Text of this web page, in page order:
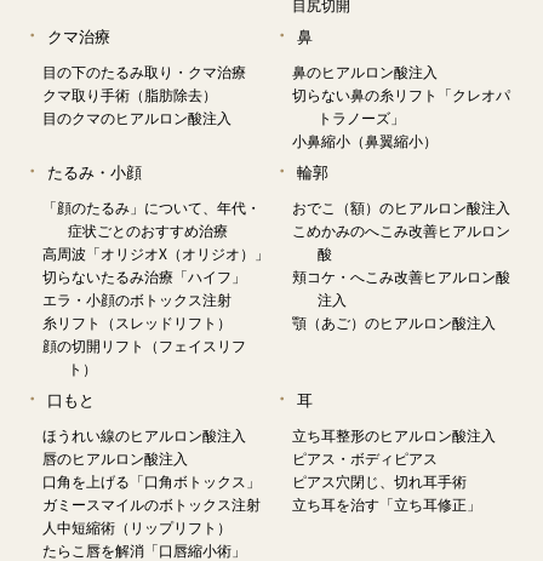
目尻切開
クマ治療
目の下のたるみ取り・クマ治療
クマ取り手術（脂肪除去）
目のクマのヒアルロン酸注入
鼻
鼻のヒアルロン酸注入
切らない鼻の糸リフト「クレオパ
トラノーズ」
小鼻縮小（鼻翼縮小）
たるみ・小顔
「顔のたるみ」について、年代・
症状ごとのおすすめ治療
高周波「オリジオX（オリジオ）」
切らないたるみ治療「ハイフ」
エラ・小顔のボトックス注射
糸リフト（スレッドリフト）
顔の切開リフト（フェイスリフ
ト）
輪郭
おでこ（額）のヒアルロン酸注入
こめかみのへこみ改善ヒアルロン
酸
頬コケ・へこみ改善ヒアルロン酸
注入
顎（あご）のヒアルロン酸注入
口もと
ほうれい線のヒアルロン酸注入
唇のヒアルロン酸注入
口角を上げる「口角ボトックス」
ガミースマイルのボトックス注射
人中短縮術（リップリフト）
たらこ唇を解消「口唇縮小術」
耳
立ち耳整形のヒアルロン酸注入
ピアス・ボディピアス
ピアス穴閉じ、切れ耳手術
立ち耳を治す「立ち耳修正」